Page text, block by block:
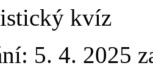
kvíz
5. 4. 2025